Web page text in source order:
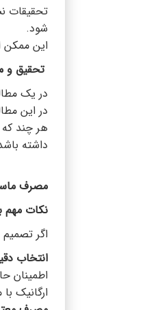
شود.
این
تحقیق و
در یک مطالعه‌ی انجام شده
در این
هر چند که
داشته
مصرف
نکات
اگر
انتخاب
اطمینان
ارگانیک